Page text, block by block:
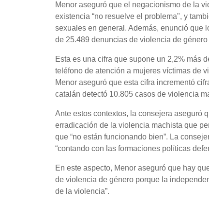
Menor aseguró que el negacionismo de la
existencia “no resuelve el problema", y
sexuales en general. Además, enunció que
de 25.489 denuncias de violencia de género
Esta es una cifra que supone un 2,2% más
teléfono de atención a mujeres víctimas de
Menor aseguró que esta cifra incrementó
catalán detectó 10.805 casos de violencia
Ante estos contextos, la consejera aseguró
erradicación de la violencia machista que
que “no están funcionando bien”. La
“contando con las formaciones políticas
En este aspecto, Menor aseguró que hay
de violencia de género porque la
de la violencia”.